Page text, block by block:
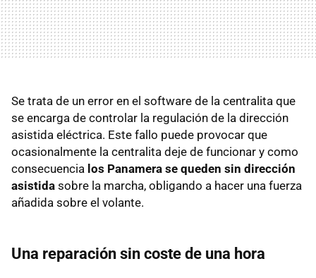
Se trata de un error en el software de la centralita que
se encarga de controlar la regulación de la dirección
asistida eléctrica. Este fallo puede provocar que
ocasionalmente la centralita deje de funcionar y como
consecuencia los Panamera se queden sin dirección
asistida sobre la marcha, obligando a hacer una fuerza
añadida sobre el volante.
Una reparación sin coste de una hora